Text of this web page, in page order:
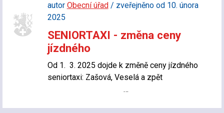
autor Obecní úřad/ zveřejněno od 10. února
2025
SENIORTAXI - změna ceny
jízdného
Od 1. 3. 2025 dojde k změně ceny jízdného
seniortaxi: Zašová, Veselá a zpět
…